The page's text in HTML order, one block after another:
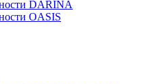
DARINA
OASIS